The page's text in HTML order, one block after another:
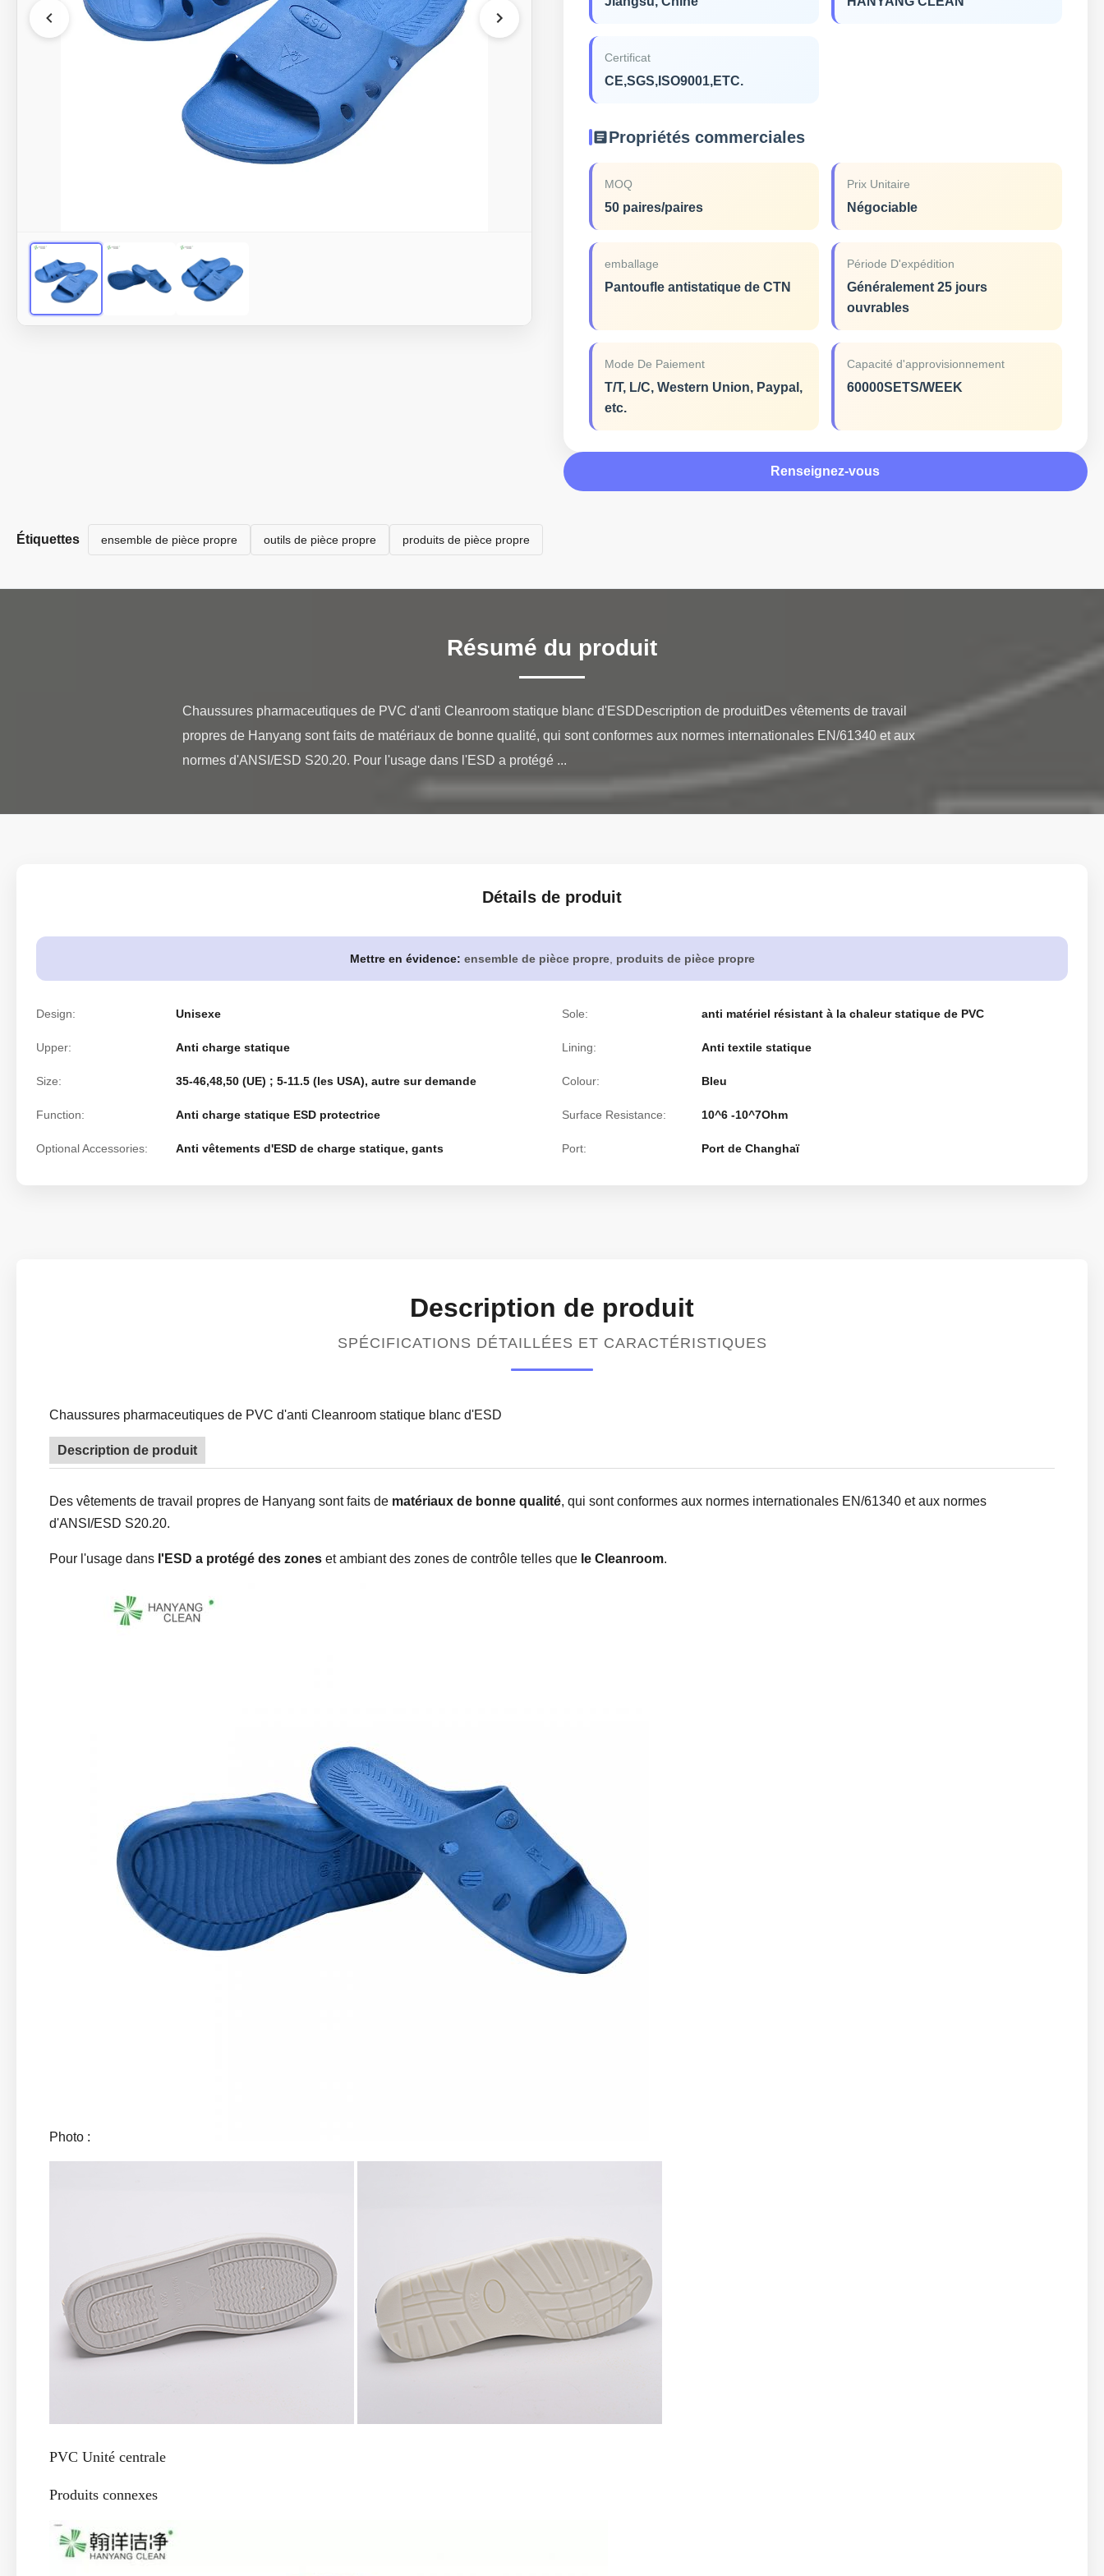
Certificat
CE,SGS,ISO9001,ETC.
Propriétés commerciales
MOQ
50 paires/paires
Prix Unitaire
Négociable
emballage
Pantoufle antistatique de CTN
Période D'expédition
Généralement 25 jours
ouvrables
Mode De Paiement
T/T, L/C, Western Union, Paypal,
etc.
Capacité d'approvisionnement
60000SETS/WEEK
Renseignez-vous
Étiquettes ensemble de pièce propre outils de pièce propre produits de pièce propre
Résumé du produit
Chaussures pharmaceutiques de PVC d'anti Cleanroom statique blanc d'ESDDescription de produitDes vêtements de travail
propres de Hanyang sont faits de matériaux de bonne qualité, qui sont conformes aux normes internationales EN/61340 et aux
normes d'ANSI/ESD S20.20. Pour l'usage dans l'ESD a protégé ...
Détails de produit
Mettre en évidence: ensemble de pièce propre, produits de pièce propre
Design: Unisexe Sole: anti matériel résistant à la chaleur statique de PVC
Upper: Anti charge statique Lining: Anti textile statique
Size: 35-46,48,50 (UE) ; 5-11.5 (les USA), autre sur demande Colour: Bleu
Function: Anti charge statique ESD protectrice Surface Resistance: 10^6 -10^7Ohm
Optional Accessories: Anti vêtements d'ESD de charge statique, gants Port: Port de Changhaï
Description de produit
SPÉCIFICATIONS DÉTAILLÉES ET CARACTÉRISTIQUES
Chaussures pharmaceutiques de PVC d'anti Cleanroom statique blanc d'ESD
Description de produit
Des vêtements de travail propres de Hanyang sont faits de matériaux de bonne qualité, qui sont conformes aux normes internationales EN/61340 et aux normes
d'ANSI/ESD S20.20.
Pour l'usage dans l'ESD a protégé des zones et ambiant des zones de contrôle telles que le Cleanroom.
Photo :
PVC Unité centrale
Produits connexes